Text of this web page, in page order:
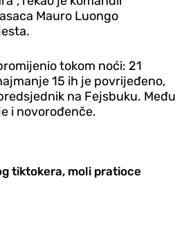
Mauro Luongo
tokom noći: 21
15 ih je povrijeđeno,
na Fejsbuku. Među
i novorođenče.
tiktokera, moli pratioce